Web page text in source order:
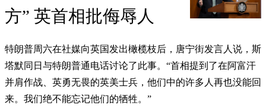
方” 英首相批侮辱人
特朗普周六在社媒向英国发出橄榄枝后，唐宁街发言人说，斯
塔默同日与特朗普通电话讨论了此事。“首相提到了在阿富汗
并肩作战、英勇无畏的英美士兵，他们中的许多人再也没能回
来。我们绝不能忘记他们的牺牲。”